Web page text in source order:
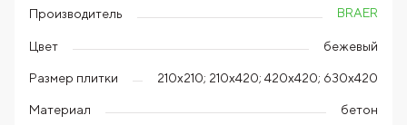
Производитель BRAER
Цвет бежевый
Размер плитки 210x210; 210x420; 420x420; 630x420
Материал бетон